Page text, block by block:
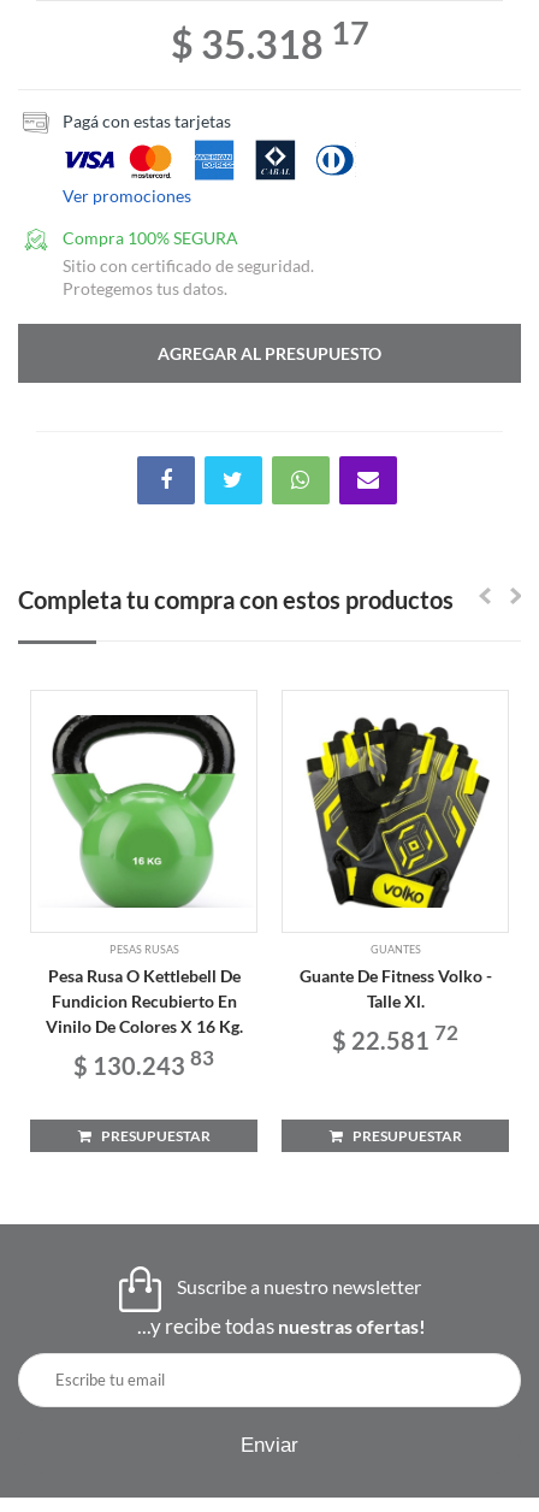
$ 35.318 17
Pagá con estas tarjetas
Ver promociones
Compra 100% SEGURA
Sitio con certificado de seguridad.
Protegemos tus datos.
AGREGAR AL PRESUPUESTO
Completa tu compra con estos productos
PESAS RUSAS
Pesa Rusa O Kettlebell De
Fundicion Recubierto En
Vinilo De Colores X 16 Kg.
$ 130.243 83
PRESUPUESTAR
GUANTES
Guante De Fitness Volko -
Talle Xl.
$ 22.581 72
PRESUPUESTAR
Suscribe a nuestro newsletter
...y recibe todas nuestras ofertas!